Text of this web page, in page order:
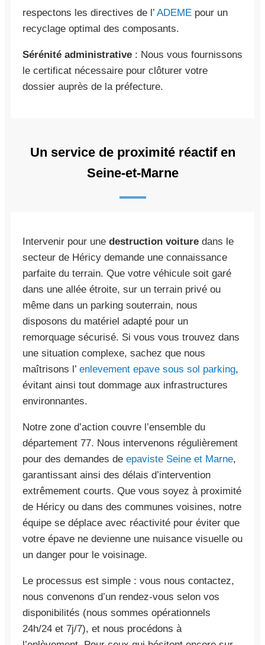
respectons les directives de l’ ADEME pour un
recyclage optimal des composants.
Sérénité administrative : Nous vous fournissons
le certificat nécessaire pour clôturer votre
dossier auprès de la préfecture.
Un service de proximité réactif en
Seine-et-Marne
Intervenir pour une destruction voiture dans le
secteur de Héricy demande une connaissance
parfaite du terrain. Que votre véhicule soit garé
dans une allée étroite, sur un terrain privé ou
même dans un parking souterrain, nous
disposons du matériel adapté pour un
remorquage sécurisé. Si vous vous trouvez dans
une situation complexe, sachez que nous
maîtrisons l’ enlevement epave sous sol parking,
évitant ainsi tout dommage aux infrastructures
environnantes.
Notre zone d’action couvre l’ensemble du
département 77. Nous intervenons régulièrement
pour des demandes de epaviste Seine et Marne,
garantissant ainsi des délais d’intervention
extrêmement courts. Que vous soyez à proximité
de Héricy ou dans des communes voisines, notre
équipe se déplace avec réactivité pour éviter que
votre épave ne devienne une nuisance visuelle ou
un danger pour le voisinage.
Le processus est simple : vous nous contactez,
nous convenons d’un rendez-vous selon vos
disponibilités (nous sommes opérationnels
24h/24 et 7j/7), et nous procédons à